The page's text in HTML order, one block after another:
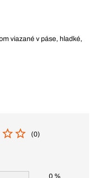
viazané v páse, hladké,
(0)
0 %